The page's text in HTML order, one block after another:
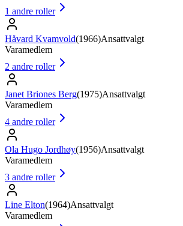
1 andre roller
Håvard Kvamvold(1966)Ansattvalgt
Varamedlem
2 andre roller
Janet Briones Berg(1975)Ansattvalgt
Varamedlem
4 andre roller
Ola Hugo Jordhøy(1956)Ansattvalgt
Varamedlem
3 andre roller
Line Elton(1964)Ansattvalgt
Varamedlem